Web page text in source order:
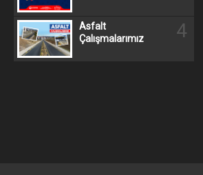
Asfalt
Çalışmalarımız
4